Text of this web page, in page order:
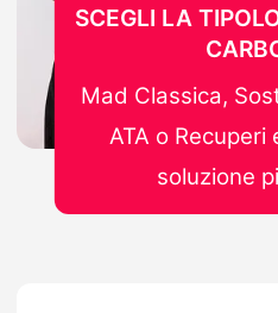
SCEGLI LA
Mad Classica,
ATA o Recuperi
soluzione